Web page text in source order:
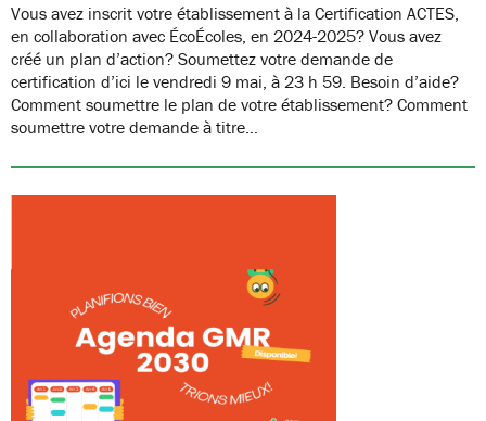
Vous avez inscrit votre établissement à la Certification ACTES,
en collaboration avec ÉcoÉcoles, en 2024-2025? Vous avez
créé un plan d’action? Soumettez votre demande de
certification d’ici le vendredi 9 mai, à 23 h 59. Besoin d’aide?
Comment soumettre le plan de votre établissement? Comment
soumettre votre demande à titre…